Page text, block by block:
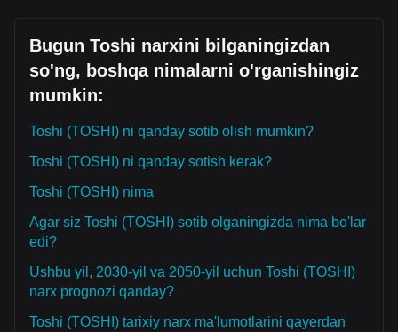
Bugun Toshi narxini bilganingizdan
so'ng, boshqa nimalarni o'rganishingiz
mumkin:
Toshi (TOSHI) ni qanday sotib olish mumkin?
Toshi (TOSHI) ni qanday sotish kerak?
Toshi (TOSHI) nima
Agar siz Toshi (TOSHI) sotib olganingizda nima bo'lar
edi?
Ushbu yil, 2030-yil va 2050-yil uchun Toshi (TOSHI)
narx prognozi qanday?
Toshi (TOSHI) tarixiy narx ma'lumotlarini qayerdan